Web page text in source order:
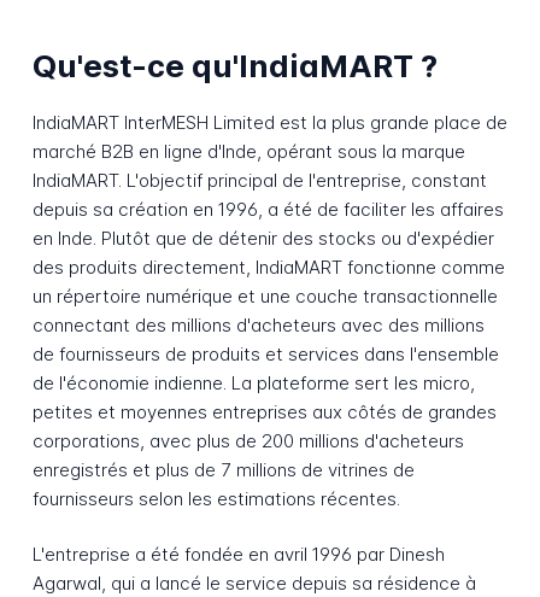
Qu'est-ce qu'IndiaMART ?
IndiaMART InterMESH Limited est la plus grande place de
marché B2B en ligne d'Inde, opérant sous la marque
IndiaMART. L'objectif principal de l'entreprise, constant
depuis sa création en 1996, a été de faciliter les affaires
en Inde. Plutôt que de détenir des stocks ou d'expédier
des produits directement, IndiaMART fonctionne comme
un répertoire numérique et une couche transactionnelle
connectant des millions d'acheteurs avec des millions
de fournisseurs de produits et services dans l'ensemble
de l'économie indienne. La plateforme sert les micro,
petites et moyennes entreprises aux côtés de grandes
corporations, avec plus de 200 millions d'acheteurs
enregistrés et plus de 7 millions de vitrines de
fournisseurs selon les estimations récentes.
L'entreprise a été fondée en avril 1996 par Dinesh
Agarwal, qui a lancé le service depuis sa résidence à